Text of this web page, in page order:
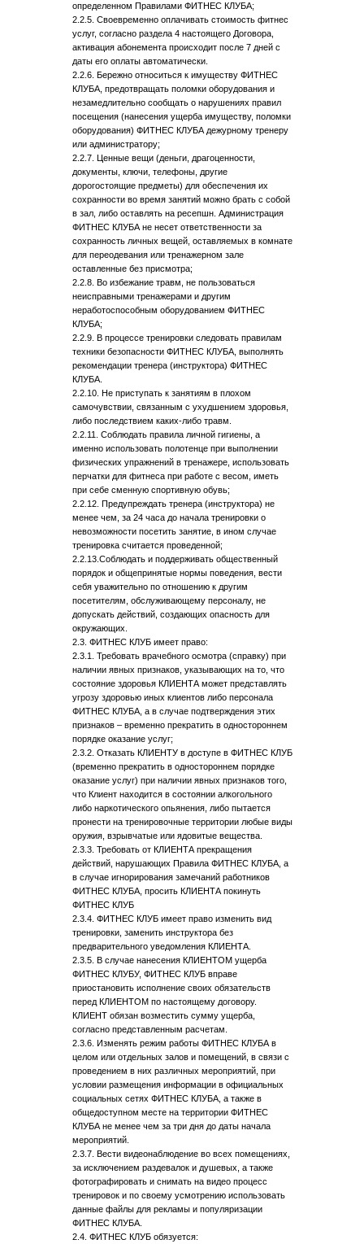
определенном Правилами ФИТНЕС КЛУБА;
2.2.5. Своевременно оплачивать стоимость фитнес
услуг, согласно раздела 4 настоящего Договора,
активация абонемента происходит после 7 дней с
даты его оплаты автоматически.
2.2.6. Бережно относиться к имуществу ФИТНЕС
КЛУБА, предотвращать поломки оборудования и
незамедлительно сообщать о нарушениях правил
посещения (нанесения ущерба имуществу, поломки
оборудования) ФИТНЕС КЛУБА дежурному тренеру
или администратору;
2.2.7. Ценные вещи (деньги, драгоценности,
документы, ключи, телефоны, другие
дорогостоящие предметы) для обеспечения их
сохранности во время занятий можно брать с собой
в зал, либо оставлять на ресепшн. Администрация
ФИТНЕС КЛУБА не несет ответственности за
сохранность личных вещей, оставляемых в комнате
для переодевания или тренажерном зале
оставленные без присмотра;
2.2.8. Во избежание травм, не пользоваться
неисправными тренажерами и другим
неработоспособным оборудованием ФИТНЕС
КЛУБА;
2.2.9. В процессе тренировки следовать правилам
техники безопасности ФИТНЕС КЛУБА, выполнять
рекомендации тренера (инструктора) ФИТНЕС
КЛУБА.
2.2.10. Не приступать к занятиям в плохом
самочувствии, связанным с ухудшением здоровья,
либо последствием каких-либо травм.
2.2.11. Соблюдать правила личной гигиены, а
именно использовать полотенце при выполнении
физических упражнений в тренажере, использовать
перчатки для фитнеса при работе с весом, иметь
при себе сменную спортивную обувь;
2.2.12. Предупреждать тренера (инструктора) не
менее чем, за 24 часа до начала тренировки о
невозможности посетить занятие, в ином случае
тренировка считается проведенной;
2.2.13.​Соблюдать и поддерживать общественный
порядок и общепринятые нормы поведения, вести
себя уважительно по отношению к другим
посетителям, обслуживающему персоналу, не
допускать действий, создающих опасность для
окружающих.
2.3. ФИТНЕС КЛУБ имеет право:
2.3.1. Требовать врачебного осмотра (справку) при
наличии явных признаков, указывающих на то, что
состояние здоровья КЛИЕНТА может представлять
угрозу здоровью иных клиентов либо персонала
ФИТНЕС КЛУБА, а в случае подтверждения этих
признаков – временно прекратить в одностороннем
порядке оказание услуг;
2.3.2. Отказать КЛИЕНТУ в доступе в ФИТНЕС КЛУБ
(временно прекратить в одностороннем порядке
оказание услуг) при наличии явных признаков того,
что Клиент находится в состоянии алкогольного
либо наркотического опьянения, либо пытается
пронести на тренировочные территории любые виды
оружия, взрывчатые или ядовитые вещества.
2.3.3. Требовать от КЛИЕНТА прекращения
действий, нарушающих Правила ФИТНЕС КЛУБА, а
в случае игнорирования замечаний работников
ФИТНЕС КЛУБА, просить КЛИЕНТА покинуть
ФИТНЕС КЛУБ
2.3.4. ФИТНЕС КЛУБ имеет право изменить вид
тренировки, заменить инструктора без
предварительного уведомления КЛИЕНТА.
2.3.5. В случае нанесения КЛИЕНТОМ ущерба
ФИТНЕС КЛУБУ, ФИТНЕС КЛУБ вправе
приостановить исполнение своих обязательств
перед КЛИЕНТОМ по настоящему договору.
КЛИЕНТ обязан возместить сумму ущерба,
согласно представленным расчетам.
2.3.6. Изменять режим работы ФИТНЕС КЛУБА в
целом или отдельных залов и помещений, в связи с
проведением в них различных мероприятий, при
условии размещения информации в официальных
социальных сетях ФИТНЕС КЛУБА, а также в
общедоступном месте на территории ФИТНЕС
КЛУБА не менее чем за три дня до даты начала
мероприятий.
2.3.7. Вести видеонаблюдение во всех помещениях,
за исключением раздевалок и душевых, а также
фотографировать и снимать на видео процесс
тренировок и по своему усмотрению использовать
данные файлы для рекламы и популяризации
ФИТНЕС КЛУБА.
2.4. ФИТНЕС КЛУБ обязуется: